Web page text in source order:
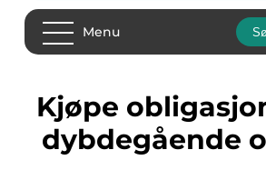
Menu
Kjøpe obligasjoner – En
dybdegående